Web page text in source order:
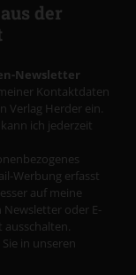
der
Newsletter
Kontaktdaten
Verlag Herder ein.
ich jederzeit
Werbung erfasst
auf meine
Newsletter oder E-
ausschalten.
in unseren